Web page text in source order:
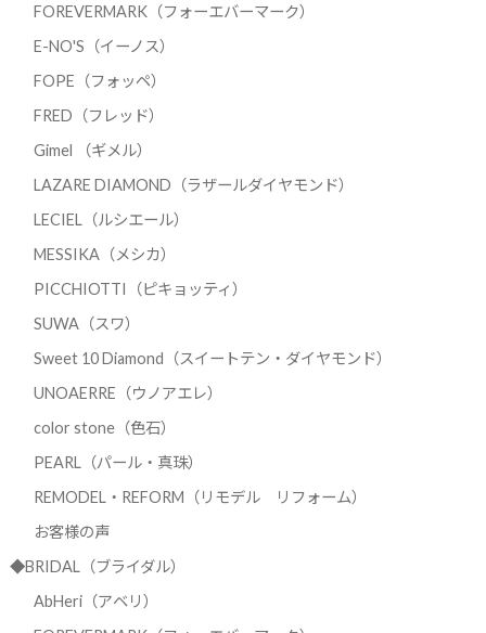
FOREVERMARK（フォーエバーマーク）
E-NO'S（イーノス）
FOPE（フォッペ）
FRED（フレッド）
Gimel （ギメル）
LAZARE DIAMOND（ラザールダイヤモンド）
LECIEL（ルシエール）
MESSIKA（メシカ）
PICCHIOTTI（ピキョッティ）
SUWA（スワ）
Sweet 10 Diamond（スイートテン・ダイヤモンド）
UNOAERRE（ウノアエレ）
color stone（色石）
PEARL（パール・真珠）
REMODEL・REFORM（リモデル リフォーム）
お客様の声
◆BRIDAL（ブライダル）
AbHeri（アベリ）